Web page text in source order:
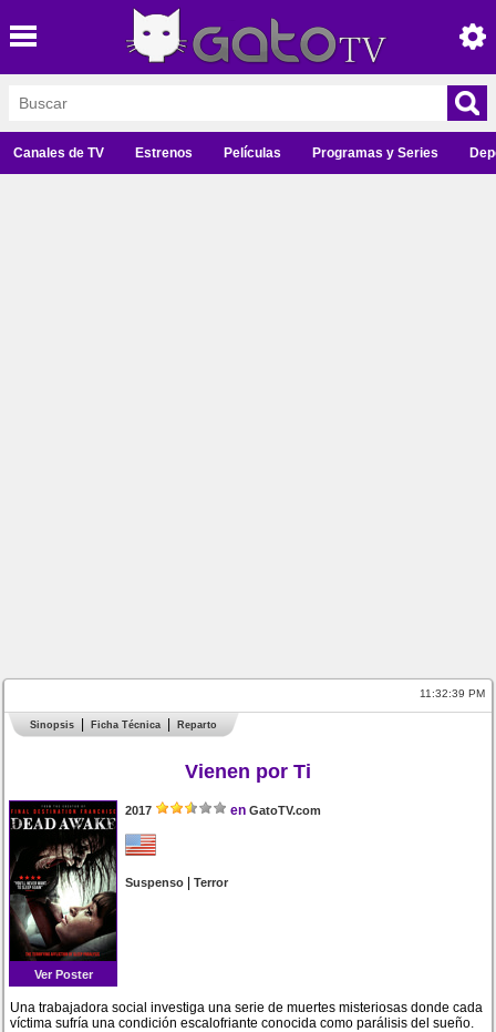
Canales de TV Estrenos Películas Programas y Series
11:32:39 PM
Sinopsis Ficha Técnica Reparto
Vienen por Ti
Ver Poster
2017 en GatoTV.com
Suspenso |Terror
Una trabajadora social investiga una serie de muertes misteriosas donde cada
víctima sufría una condición escalofriante conocida como parálisis del sueño.